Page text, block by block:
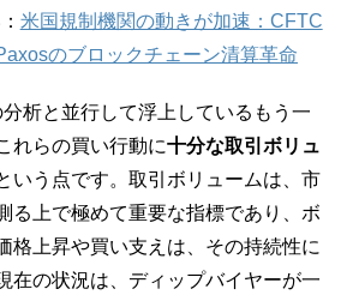
米国規制機関の動きが加速：CFTC
のブロックチェーン清算革命
析と並行して浮上しているもう一
れらの買い行動に十分な取引ボリュ
いう点です。取引ボリュームは、市
る上で極めて重要な指標であり、ボ
格上昇や買い支えは、その持続性に
在の状況は、ディップバイヤーが一